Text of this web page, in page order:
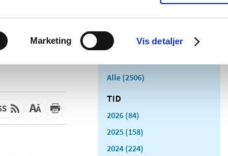
Marketing Vis detaljer
Alle (2506)
TID
2026 (84)
2025 (158)
2024 (224)